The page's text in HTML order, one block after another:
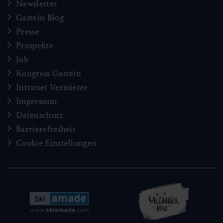
Newsletter
Gastein Blog
Presse
Prospekte
Job
Kongress Gastein
Intranet Vermieter
Impressum
Datenschutz
Barrierefreiheit
Cookie Einstellungen